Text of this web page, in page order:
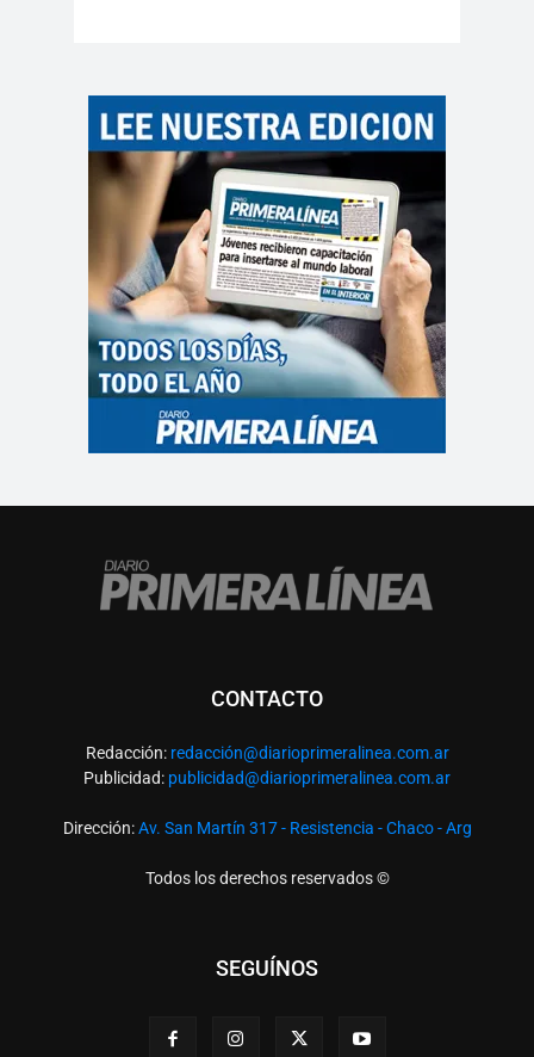
CONTACTO
Redacción: redacción@diarioprimeralinea.com.ar
Publicidad: publicidad@diarioprimeralinea.com.ar
Dirección:Av. San Martín 317 - Resistencia - Chaco - Arg
Todos los derechos reservados ©
SEGUÍNOS